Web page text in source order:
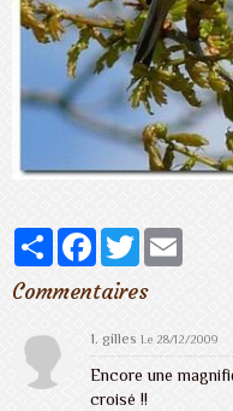
PartagerFacebook
TwitterEmail
Commentaires
1.gilles Le 28/12/2009
Encore une
croisé !!